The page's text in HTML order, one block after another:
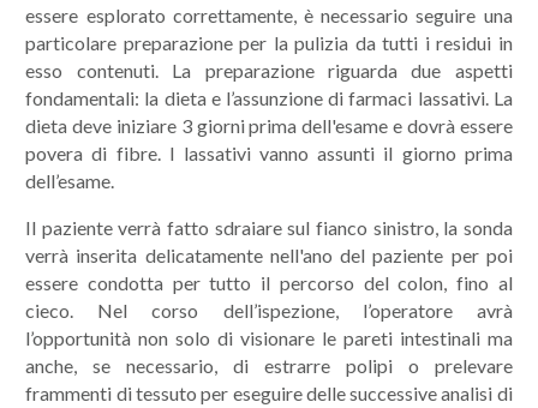
essere esplorato correttamente, è necessario seguire una
particolare preparazione per la pulizia da tutti i residui in
esso contenuti. La preparazione riguarda due aspetti
fondamentali: la dieta e l’assunzione di farmaci lassativi. La
dieta deve iniziare 3 giorni prima dell'esame e dovrà essere
povera di fibre. I lassativi vanno assunti il giorno prima
dell’esame.
Il paziente verrà fatto sdraiare sul fianco sinistro, la sonda
verrà inserita delicatamente nell'ano del paziente per poi
essere condotta per tutto il percorso del colon, fino al
cieco. Nel corso dell’ispezione, l’operatore avrà
l’opportunità non solo di visionare le pareti intestinali ma
anche, se necessario, di estrarre polipi o prelevare
frammenti di tessuto per eseguire delle successive analisi di